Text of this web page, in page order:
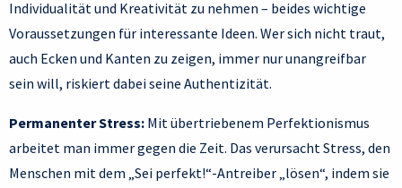
Individualität und Kreativität zu nehmen – beides wichtige
Voraussetzungen für interessante Ideen. Wer sich nicht traut,
auch Ecken und Kanten zu zeigen, immer nur unangreifbar
sein will, riskiert dabei seine Authentizität.
Permanenter Stress: Mit übertriebenem Perfektionismus
arbeitet man immer gegen die Zeit. Das verursacht Stress, den
Menschen mit dem „Sei perfekt!“-Antreiber „lösen“, indem sie